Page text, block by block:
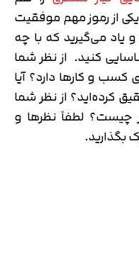
از رموز مهم موفقیت
می‌گیرید که با چه
کنید. از نظر شما
کسب و کارها دارد؟ آیا
کرده‌اید؟ از نظر شما
چیست؟ لطفاً نظرها و
بگذارید.